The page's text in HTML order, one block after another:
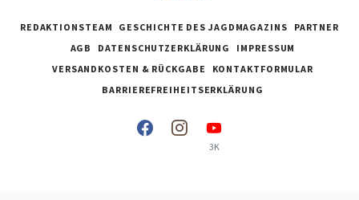
REDAKTIONSTEAM GESCHICHTE DES JAGDMAGAZINS
PARTNER
AGB
DATENSCHUTZERKLÄRUNG
IMPRESSUM
VERSANDKOSTEN & RÜCKGABE
KONTAKTFORMULAR
BARRIEREFREIHEITSERKLÄRUNG
3K